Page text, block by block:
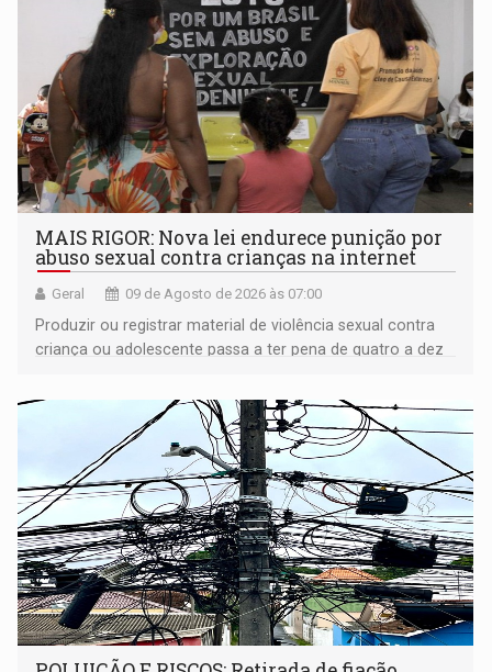
MAIS RIGOR: Nova lei endurece punição por
abuso sexual contra crianças na internet
Geral 09 de Agosto de 2026 às 07:00
Produzir ou registrar material de violência sexual contra
criança ou adolescente passa a ter pena de quatro a dez